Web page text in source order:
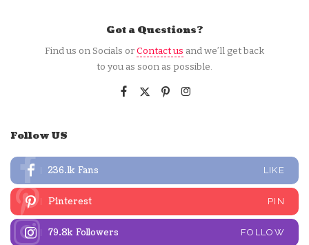
Got a Questions?
Find us on Socials orContact us and we’ll get back
to you as soon as possible.
Follow US
236.1k Fans LIKE
Pinterest PIN
79.8k Followers FOLLOW